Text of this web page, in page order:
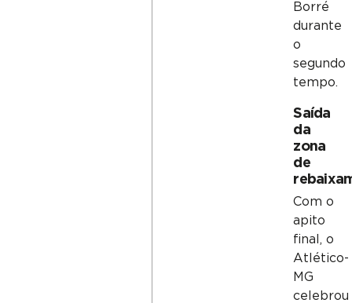
Borré
durante
o
segundo
tempo.
Saída
da
zona
de
Com o
apito
final, o
Atlético-
MG
celebrou